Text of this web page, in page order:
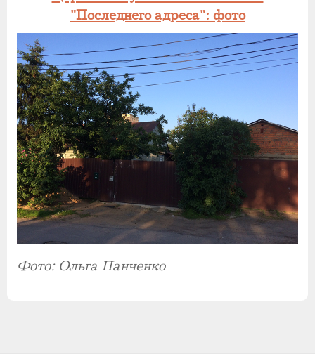
"Последнего адреса": фото
Фото: Ольга Панченко